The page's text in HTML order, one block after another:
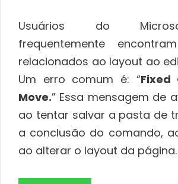
Usuários do
frequentemente
relacionados ao layout ao
Um erro comum é: “Fixed
Move.” Essa mensagem de
ao tentar salvar a pasta de
a conclusão do comando,
ao alterar o layout da página.